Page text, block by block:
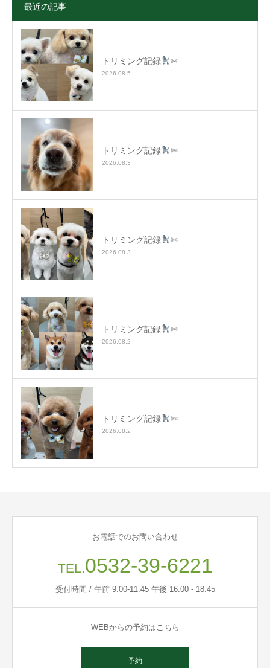
最近の記事
トリミング記録 ✄
2026.08.5
トリミング記録 ✄
2026.08.3
トリミング記録 ✄
2026.08.3
トリミング記録 ✄
2026.08.2
トリミング記録 ✄
2026.08.2
お電話でのお問い合わせ
TEL.0532-39-6221
受付時間 / 午前 9:00-11:45 午後 16:00 - 18:45
WEBからの予約はこちら
予約